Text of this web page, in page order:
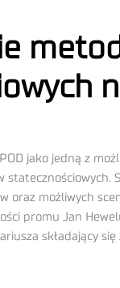
jako jedną z
oraz możliwych
promu Jan
składający